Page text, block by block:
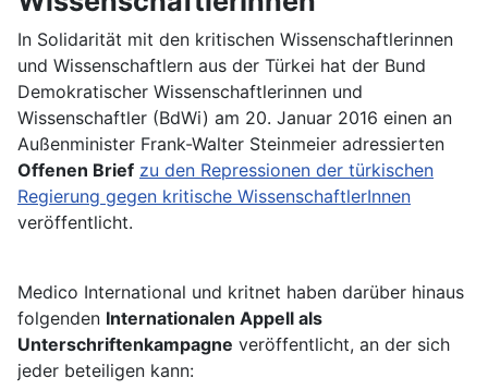
In Solidarität mit den kritischen Wissenschaftlerinnen
und Wissenschaftlern aus der Türkei hat der Bund
Demokratischer Wissenschaftlerinnen und
Wissenschaftler (BdWi) am 20. Januar 2016 einen an
Außenminister Frank-Walter Steinmeier adressierten
Offenen Brief zu den Repressionen der türkischen
Regierung gegen kritische WissenschaftlerInnen
veröffentlicht.
Medico International und kritnet haben darüber hinaus
folgenden Internationalen Appell als
Unterschriftenkampagne veröffentlicht, an der sich
jeder beteiligen kann: